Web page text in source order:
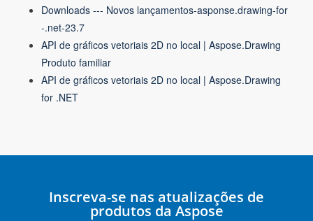
Downloads --- Novos lançamentos-asponse.drawing-for
-.net-23.7
API de gráficos vetoriais 2D no local | Aspose.Drawing
Produto familiar
API de gráficos vetoriais 2D no local | Aspose.Drawing
for .NET
Inscreva-se nas atualizações de
produtos da Aspose